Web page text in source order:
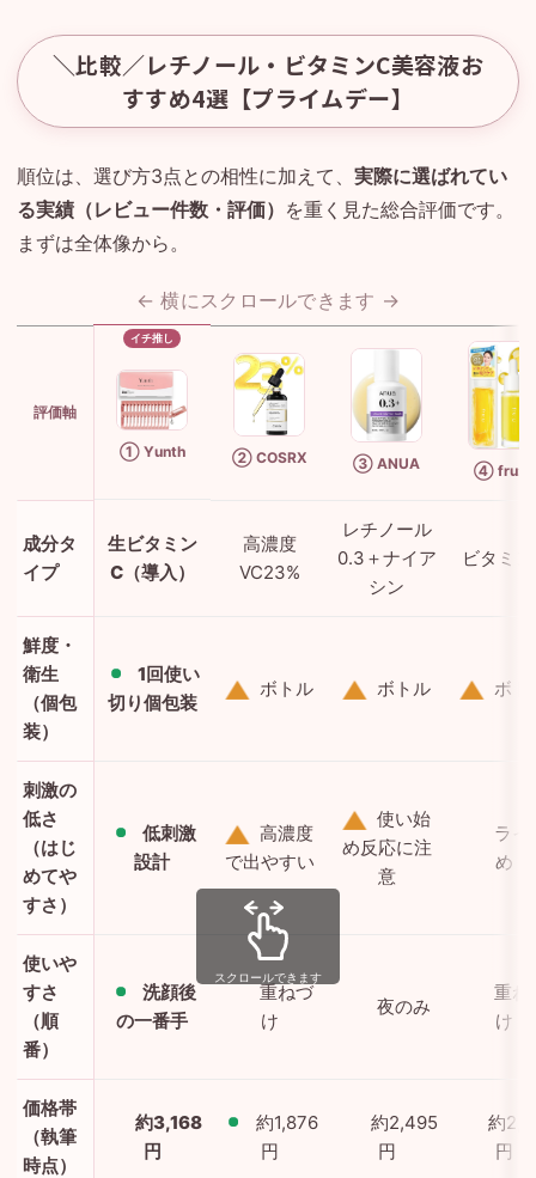
＼比較／レチノール・ビタミンC美容液お
すすめ4選【プライムデー】
順位は、選び方3点との相性に加えて、 実際に選ばれてい
る実績（レビュー件数・評価） を重く見た総合評価です。
まずは全体像から。
← 横にスクロールできます →
評価軸
① Yunth ② COSRX ③ ANUA ④ fru:C
成分タ
イプ
生ビタミン
C（導入）
高濃度
VC23%
レチノール
0.3＋ナイア
シン
ビタミ
鮮度・
衛生
（個包
装）
1回使い
切り個包装
ボトル ボトル ボト
刺激の
低さ
（はじ
めてや
すさ）
低刺激
設計
高濃度
で出やすい
使い始
め反応に注
意
ライ
め
使いや
すさ
（順
番）
洗顔後
の一番手
重ねづ
け
夜のみ
重ね
け
価格帯
（執筆
時点）
約3,168
円
約1,876
円
約2,495
円
約
円
スクロールできます